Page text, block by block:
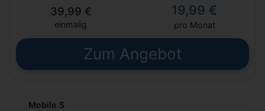
39,99 €
einmalig
19,99 €
pro Monat
Zum Angebot
Mobile S